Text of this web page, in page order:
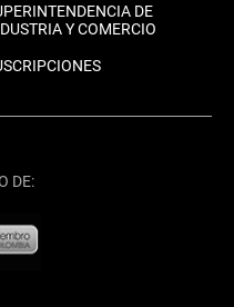
DE
Y COMERCIO
DE: